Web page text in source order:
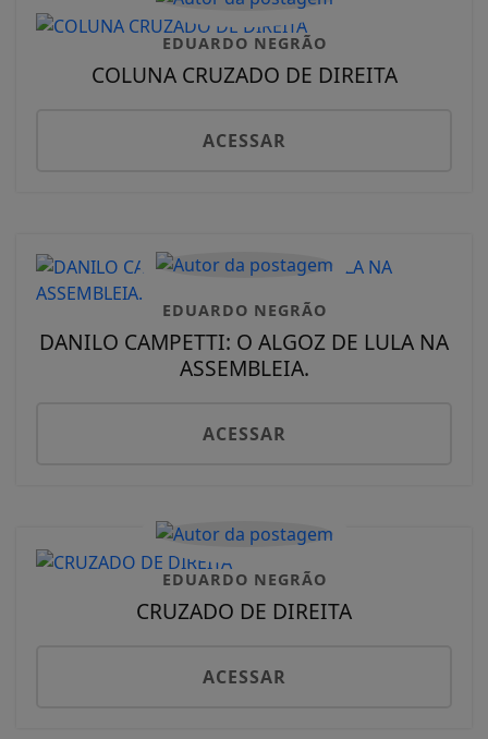
EDUARDO NEGRÃO
COLUNA CRUZADO DE DIREITA
ACESSAR
EDUARDO NEGRÃO
DANILO CAMPETTI: O ALGOZ DE LULA NA
ASSEMBLEIA.
ACESSAR
EDUARDO NEGRÃO
CRUZADO DE DIREITA
ACESSAR